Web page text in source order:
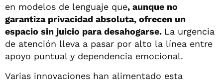
en modelos de lenguaje que, aunque no
garantiza privacidad absoluta, ofrecen un
espacio sin juicio para desahogarse. La urgencia
de atención lleva a pasar por alto la línea entre
apoyo puntual y dependencia emocional.
Varias innovaciones han alimentado esta